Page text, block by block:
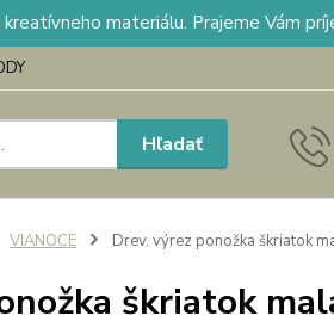
materiálu. Prajeme Vám
Hľadať
VIANOCE Drev. výrez ponožka škriatok
škriatok